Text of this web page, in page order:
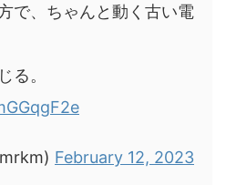
で、ちゃんと動く古い電
る。
February 12, 2023